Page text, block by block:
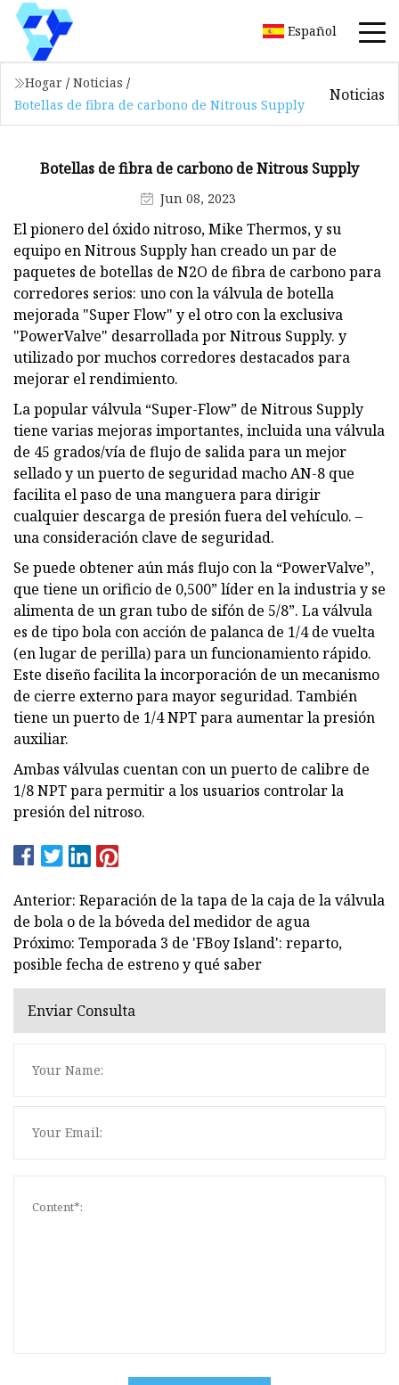
Español
Hogar / Noticias /
Botellas de fibra de carbono de Nitrous Supply
Noticias
Botellas de fibra de carbono de Nitrous Supply
Jun 08, 2023
El pionero del óxido nitroso, Mike Thermos, y su
equipo en Nitrous Supply han creado un par de
paquetes de botellas de N2O de fibra de carbono para
corredores serios: uno con la válvula de botella
mejorada "Super Flow" y el otro con la exclusiva
"PowerValve" desarrollada por Nitrous Supply. y
utilizado por muchos corredores destacados para
mejorar el rendimiento.
La popular válvula “Super-Flow” de Nitrous Supply
tiene varias mejoras importantes, incluida una válvula
de 45 grados/vía de flujo de salida para un mejor
sellado y un puerto de seguridad macho AN-8 que
facilita el paso de una manguera para dirigir
cualquier descarga de presión fuera del vehículo. –
una consideración clave de seguridad.
Se puede obtener aún más flujo con la “PowerValve”,
que tiene un orificio de 0,500” líder en la industria y se
alimenta de un gran tubo de sifón de 5/8”. La válvula
es de tipo bola con acción de palanca de 1/4 de vuelta
(en lugar de perilla) para un funcionamiento rápido.
Este diseño facilita la incorporación de un mecanismo
de cierre externo para mayor seguridad. También
tiene un puerto de 1/4 NPT para aumentar la presión
auxiliar.
Ambas válvulas cuentan con un puerto de calibre de
1/8 NPT para permitir a los usuarios controlar la
presión del nitroso.
Anterior: Reparación de la tapa de la caja de la válvula
de bola o de la bóveda del medidor de agua
Próximo: Temporada 3 de 'FBoy Island': reparto,
posible fecha de estreno y qué saber
Enviar Consulta